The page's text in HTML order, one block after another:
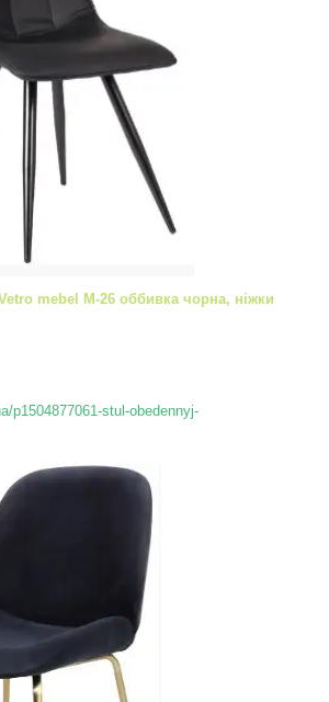
mebel М-26 оббивка чорна, ніжки
p1504877061-stul-obedennyj-